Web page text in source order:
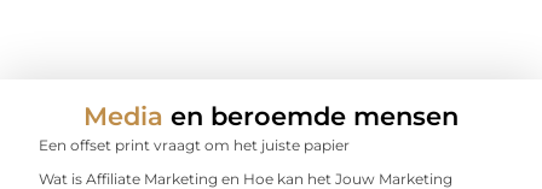
Media en beroemde mensen
Een offset print vraagt om het juiste papier
Wat is Affiliate Marketing en Hoe kan het Jouw Marketing